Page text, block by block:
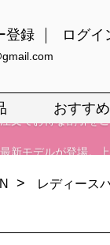
登録 ログイ
おすす
新モデルが登場。
高品質の再現度を
文でお得な割引を
> レディース